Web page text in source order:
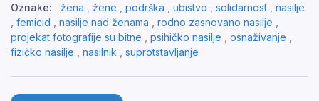
Oznake:
žena žene podrška ubistvo solidarnost
nasilje
femicid nasilje nad ženama rodno zasnovano nasilje
projekat fotografije su bitne
psihičko nasilje osnaživanje
fizičko nasilje
nasilnik suprotstavljanje